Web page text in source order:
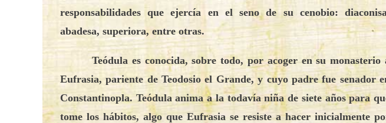
responsabilidades que ejercía en el seno de su cenobio:
abadesa, superiora, entre otras.
Teódula es conocida, sobre todo, por acoger en su monasterio
Eufrasia, pariente de Teodosio el Grande, y cuyo padre fue senador
Constantinopla. Teódula anima a la todavía niña de siete años para
tome los hábitos, algo que Eufrasia se resiste a hacer inicialmente